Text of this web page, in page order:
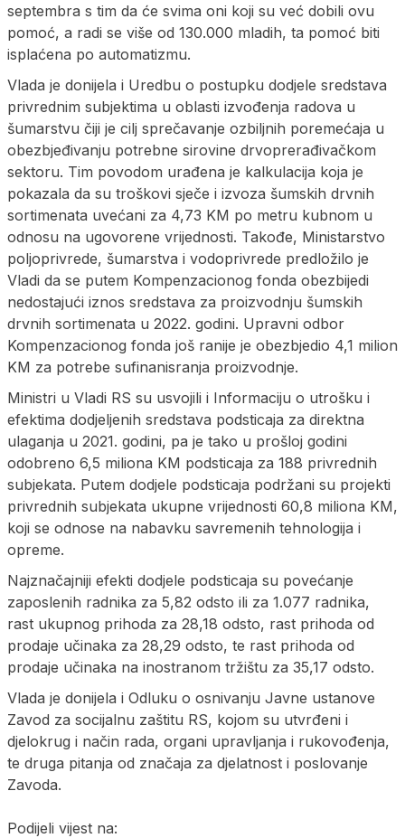
septembra s tim da će svima oni koji su već dobili ovu
pomoć, a radi se više od 130.000 mladih, ta pomoć biti
isplaćena po automatizmu.
Vlada je donijela i Uredbu o postupku dodjele sredstava
privrednim subjektima u oblasti izvođenja radova u
šumarstvu čiji je cilj sprečavanje ozbiljnih poremećaja u
obezbjeđivanju potrebne sirovine drvoprerađivačkom
sektoru. Tim povodom urađena je kalkulacija koja je
pokazala da su troškovi sječe i izvoza šumskih drvnih
sortimenata uvećani za 4,73 KM po metru kubnom u
odnosu na ugovorene vrijednosti. Takođe, Ministarstvo
poljoprivrede, šumarstva i vodoprivrede predložilo je
Vladi da se putem Kompenzacionog fonda obezbijedi
nedostajući iznos sredstava za proizvodnju šumskih
drvnih sortimenata u 2022. godini. Upravni odbor
Kompenzacionog fonda još ranije je obezbjedio 4,1 milion
KM za potrebe sufinanisranja proizvodnje.
Ministri u Vladi RS su usvojili i Informaciju o utrošku i
efektima dodjeljenih sredstava podsticaja za direktna
ulaganja u 2021. godini, pa je tako u prošloj godini
odobreno 6,5 miliona KM podsticaja za 188 privrednih
subjekata. Putem dodjele podsticaja podržani su projekti
privrednih subjekata ukupne vrijednosti 60,8 miliona KM,
koji se odnose na nabavku savremenih tehnologija i
opreme.
Najznačajniji efekti dodjele podsticaja su povećanje
zaposlenih radnika za 5,82 odsto ili za 1.077 radnika,
rast ukupnog prihoda za 28,18 odsto, rast prihoda od
prodaje učinaka za 28,29 odsto, te rast prihoda od
prodaje učinaka na inostranom tržištu za 35,17 odsto.
Vlada je donijela i Odluku o osnivanju Javne ustanove
Zavod za socijalnu zaštitu RS, kojom su utvrđeni i
djelokrug i način rada, organi upravljanja i rukovođenja,
te druga pitanja od značaja za djelatnost i poslovanje
Zavoda.
Podijeli vijest na: